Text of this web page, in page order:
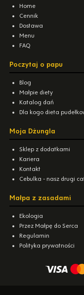
Home
Cennik
Dostawa
Menu
FAQ
Poczytaj o papu
Blog
Małpie diety
Katalog dań
Dla kogo dieta
Moja Dżungla
Sklep z dodatkami
Kariera
Kontakt
Cebulka - nasz drugi
Małpa z zasadami
Ekologia
Przez Małpę do Serca
Regulamin
Polityka prywatności